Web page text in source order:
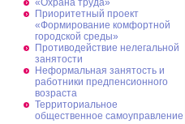
«Охрана труда»
Приоритетный проект
«Формирование комфортной
городской среды»
Противодействие нелегальной
занятости
Неформальная занятость и
работники предпенсионного
возраста
Территориальное
общественное самоуправление